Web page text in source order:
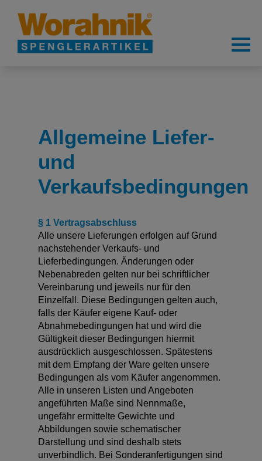
Allgemeine Liefer-
und
Verkaufsbedingungen
§ 1 Vertragsabschluss
Alle unsere Lieferungen erfolgen auf Grund
nachstehender Verkaufs- und
Lieferbedingungen. Änderungen oder
Nebenabreden gelten nur bei schriftlicher
Vereinbarung und jeweils nur für den
Einzelfall. Diese Bedingungen gelten auch,
falls der Käufer eigene Kauf- oder
Abnahmebedingungen hat und wird die
Gültigkeit dieser Bedingungen hiermit
ausdrücklich ausgeschlossen. Spätestens
mit dem Empfang der Ware gelten unsere
Bedingungen als vom Käufer angenommen.
Alle in unseren Listen und Angeboten
angeführten Maße sind Nennmaße,
ungefähr ermittelte Gewichte und
Abbildungen sowie schematischer
Darstellung und sind deshalb stets
unverbindlich. Bei Sonderanfertigungen sind